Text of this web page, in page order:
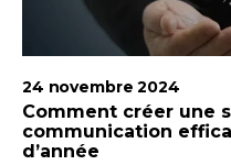
24 novembre 2024
Comment créer une
communication
d’année